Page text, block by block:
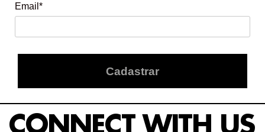
Email*
Cadastrar
CONNECT WITH US